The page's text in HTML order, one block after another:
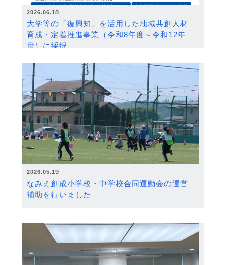
2026.06.18
大学等の「復興知」を活用した地域共創人材
育成・定着推進事業（令和8年度～令和12年
度）に採択
2026.05.19
なみえ創成小学校・中学校合同運動会の運営
補助を行いました